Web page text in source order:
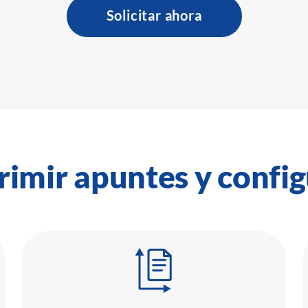
Solicitar ahora
apuntes y